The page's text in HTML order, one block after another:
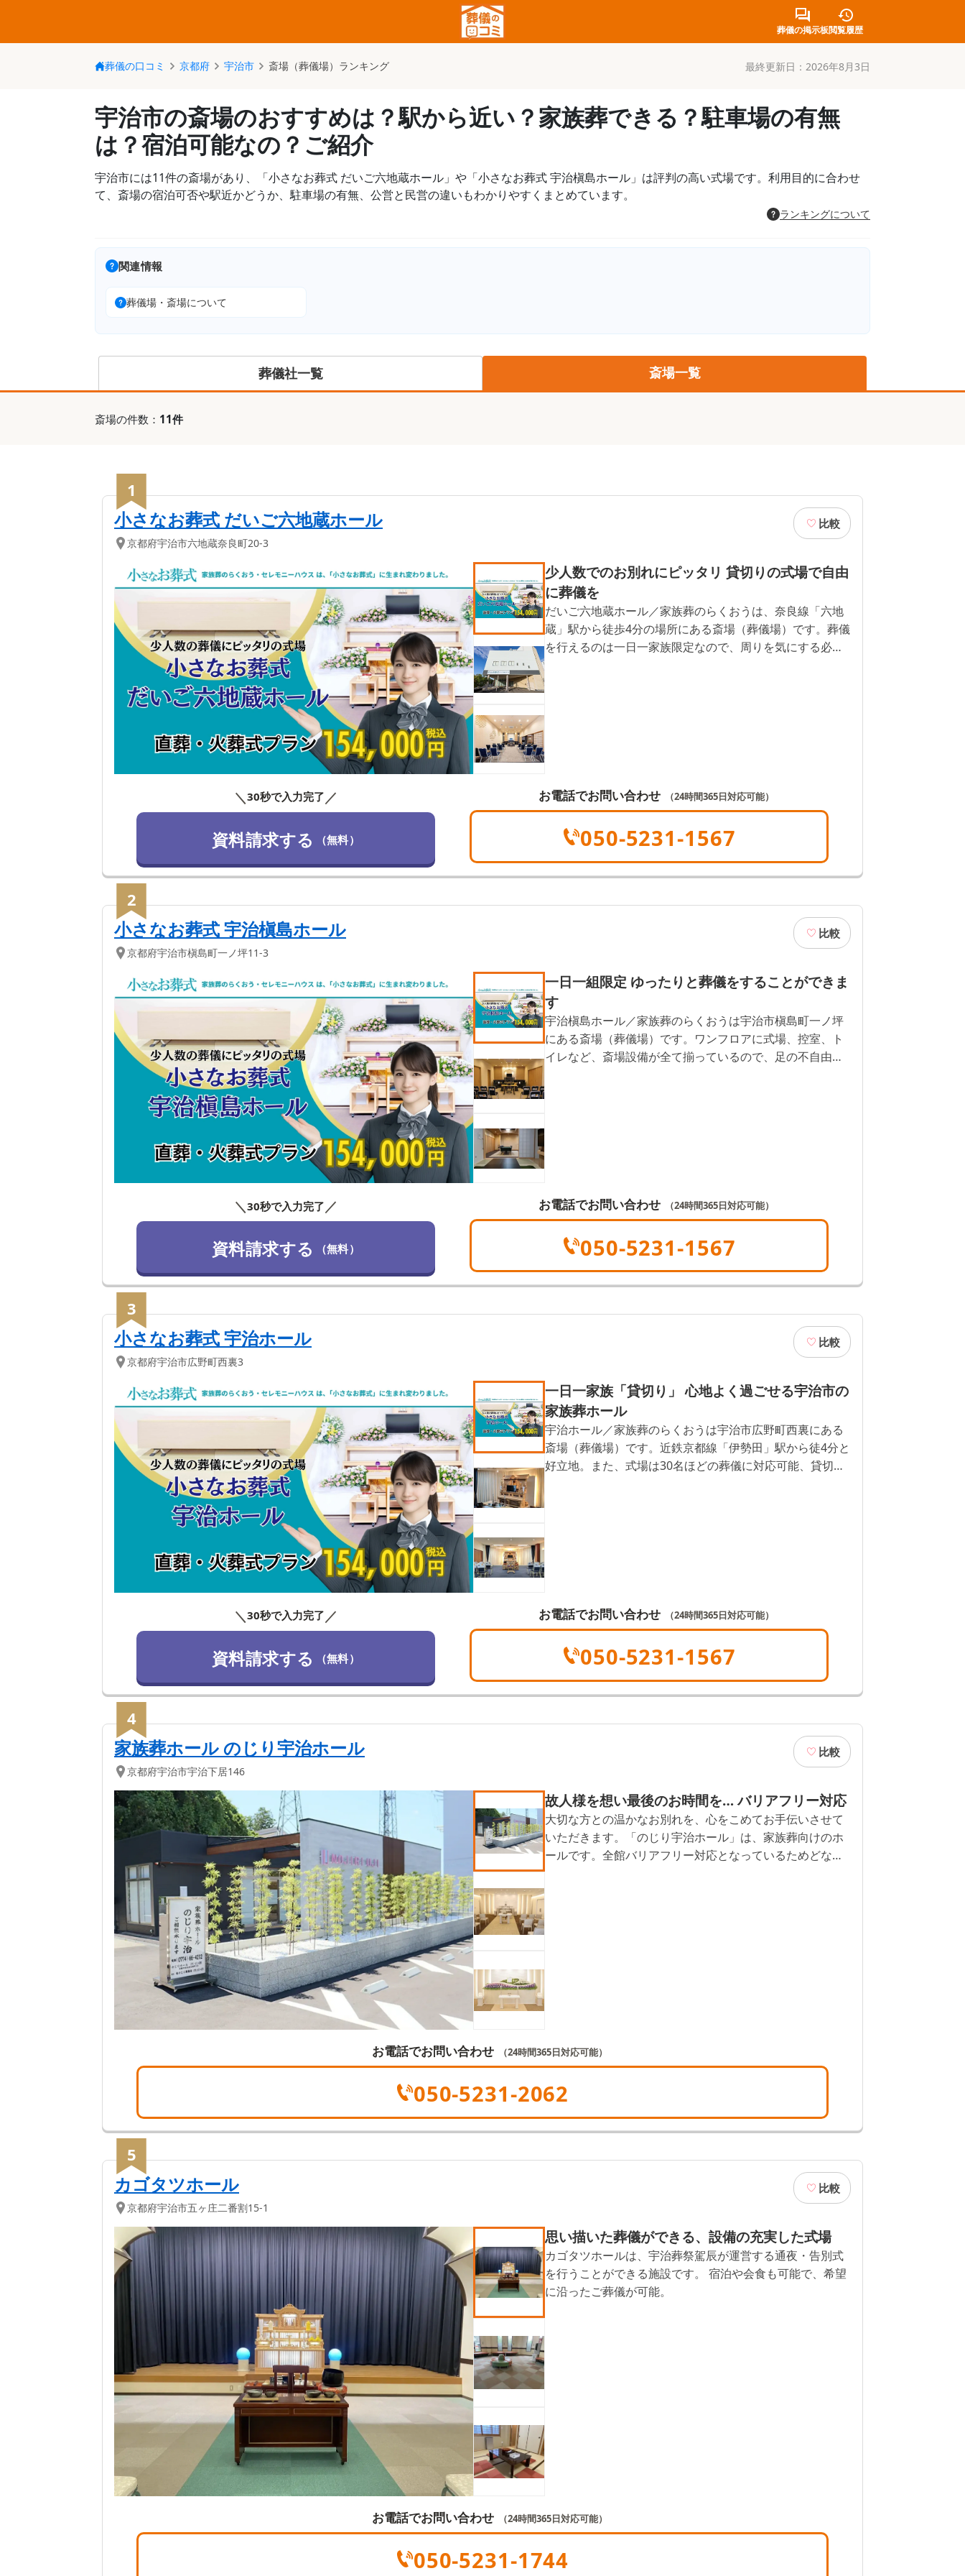
葬儀の掲示板閲覧履歴
葬儀の口コミ 京都府 宇治市 斎場（葬儀場）ランキング 最終更新日： 2026年8月3日
宇治市の斎場のおすすめは？駅から近い？家族葬できる？駐車場の有無
は？宿泊可能なの？ご紹介
宇治市には11件の斎場があり、「小さなお葬式 だいご六地蔵ホール」や「小さなお葬式 宇治槇島ホール」は評判の高い式場です。利用目的に合わせ
て、斎場の宿泊可否や駅近かどうか、駐車場の有無、公営と民営の違いもわかりやすくまとめています。
ランキングについて
関連情報
葬儀場・斎場について
葬儀社一覧 斎場一覧
斎場の件数： 11件
1
小さなお葬式 だいご六地蔵ホール
京都府宇治市六地蔵奈良町20-3
比較
少人数でのお別れにピッタリ 貸切りの式場で自由
に葬儀を
だいご六地蔵ホール／家族葬のらくおうは、奈良線「六地
蔵」駅から徒歩4分の場所にある斎場（葬儀場）です。葬儀
を行えるのは一日一家族限定なので、周りを気にする必要
＼30秒で入力完了 ／
資料請求する （無料）
お電話でお問い合わせ （24時間365日対応可能）
050-5231-1567
2
小さなお葬式 宇治槇島ホール
京都府宇治市槇島町一ノ坪11-3
比較
一日一組限定 ゆったりと葬儀をすることができま
す
宇治槇島ホール／家族葬のらくおうは宇治市槇島町一ノ坪
にある斎場（葬儀場）です。ワンフロアに式場、控室、ト
イレなど、斎場設備が全て揃っているので、足の不自由な
＼30秒で入力完了 ／
資料請求する （無料）
お電話でお問い合わせ （24時間365日対応可能）
050-5231-1567
3
小さなお葬式 宇治ホール
京都府宇治市広野町西裏3
比較
一日一家族「貸切り」 心地よく過ごせる宇治市の
家族葬ホール
宇治ホール／家族葬のらくおうは宇治市広野町西裏にある
斎場（葬儀場）です。近鉄京都線「伊勢田」駅から徒4分と
好立地。また、式場は30名ほどの葬儀に対応可能、貸切り
＼30秒で入力完了 ／
資料請求する （無料）
お電話でお問い合わせ （24時間365日対応可能）
050-5231-1567
4
家族葬ホール のじり宇治ホール
京都府宇治市宇治下居146
比較
故人様を想い最後のお時間を… バリアフリー対応
大切な方との温かなお別れを、心をこめてお手伝いさせて
いただきます。「のじり宇治ホール」は、家族葬向けのホ
ールです。全館バリアフリー対応となっているためどなた
お電話でお問い合わせ （24時間365日対応可能）
050-5231-2062
5
カゴタツホール
京都府宇治市五ヶ庄二番割15-1
比較
思い描いた葬儀ができる、設備の充実した式場
カゴタツホールは、宇治葬祭駕辰が運営する通夜・告別式
を行うことができる施設です。 宿泊や会食も可能で、希望
に沿ったご葬儀が可能。
お電話でお問い合わせ （24時間365日対応可能）
050-5231-1744